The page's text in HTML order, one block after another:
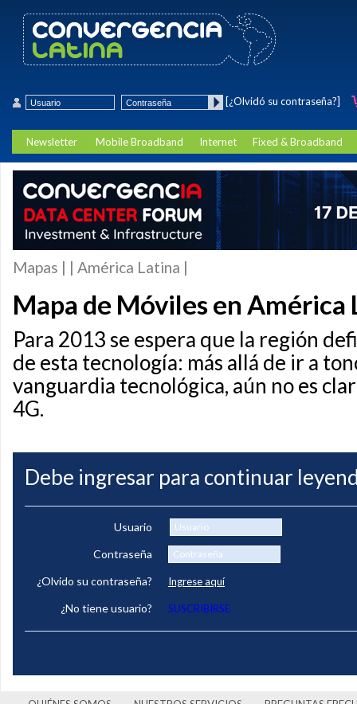
[¿Olvidó su contraseña?]
Newsletter Mobile Broadband Internet Fixed & Broadband
Mapas | | América Latina |
Mapa de Móviles en América
Para 2013 se espera que la región
de esta tecnología: más allá de ir a
vanguardia tecnológica, aún no es
4G.
Debe ingresar para continuar
Usuario
Contraseña
¿Olvido su contraseña?
Ingrese aquí
¿No tiene usuario? SUSCRIBIRSE